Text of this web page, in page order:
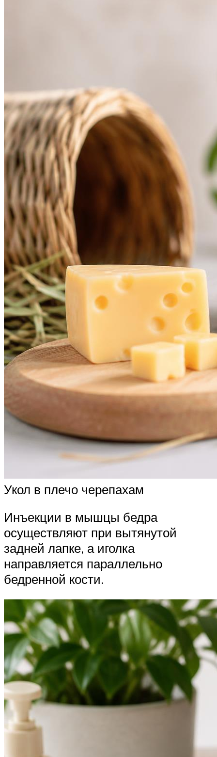
Укол в плечо черепахам
Инъекции в мышцы бедра
осуществляют при вытянутой
задней лапке, а иголка
направляется параллельно
бедренной кости.